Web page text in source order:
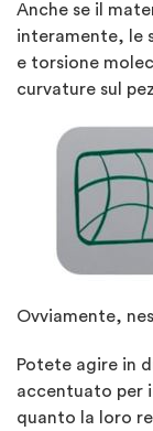
Anche se il
interamente, le
e torsione
curvature sul
Ovviamente,
Potete agire in
accentuato per
quanto la loro